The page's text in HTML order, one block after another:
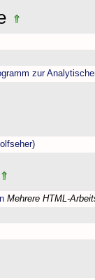
zur
Mehrere HTML-